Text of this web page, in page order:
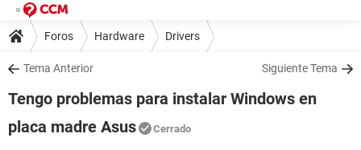
Foros Hardware Drivers
Tema Anterior Siguiente Tema
Tengo problemas para instalar Windows en
placa madre Asus
Cerrado